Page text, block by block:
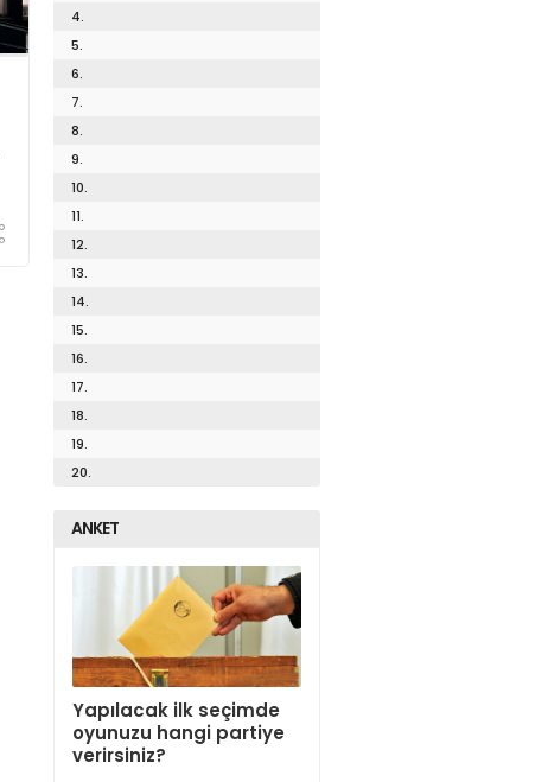
4.
5.
6.
7.
8.
9.
10.
11.
12.
13.
14.
15.
16.
17.
18.
19.
20.
ANKET
Yapılacak ilk seçimde
oyunuzu hangi partiye
verirsiniz?